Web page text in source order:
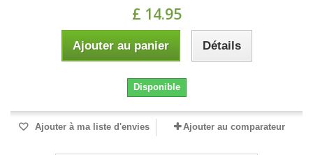
£ 14.95
Ajouter au panier Détails
Disponible
Ajouter à ma liste d'envies Ajouter au comparateur